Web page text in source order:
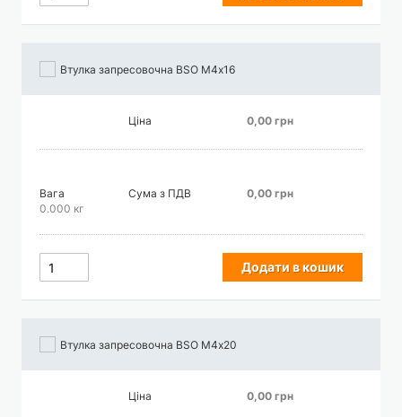
Втулка запресовочна BSO М4х16
Ціна 0,00 грн
Вага
0.000 кг
Сума з ПДВ 0,00 грн
Додати в кошик
Втулка запресовочна BSO М4х20
Ціна 0,00 грн